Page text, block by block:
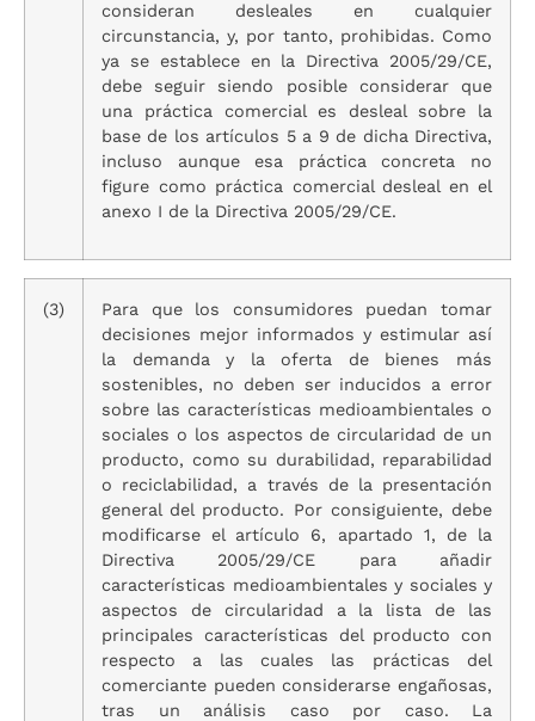
consideran desleales en cualquier
circunstancia, y, por tanto, prohibidas. Como
ya se establece en la Directiva 2005/29/CE,
debe seguir siendo posible considerar que
una práctica comercial es desleal sobre la
base de los artículos 5 a 9 de dicha Directiva,
incluso aunque esa práctica concreta no
figure como práctica comercial desleal en el
anexo I de la Directiva 2005/29/CE.
(3)
Para que los consumidores puedan tomar
decisiones mejor informados y estimular así
la demanda y la oferta de bienes más
sostenibles, no deben ser inducidos a error
sobre las características medioambientales o
sociales o los aspectos de circularidad de un
producto, como su durabilidad, reparabilidad
o reciclabilidad, a través de la presentación
general del producto. Por consiguiente, debe
modificarse el artículo 6, apartado 1, de la
Directiva 2005/29/CE para añadir
características medioambientales y sociales y
aspectos de circularidad a la lista de las
principales características del producto con
respecto a las cuales las prácticas del
comerciante pueden considerarse engañosas,
tras un análisis caso por caso. La